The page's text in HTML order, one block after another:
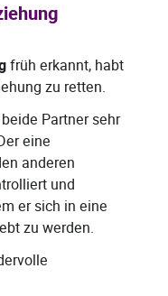
früh erkannt, habt
zu retten.
Partner sehr
eine
anderen
und
er sich in eine
zu werden.